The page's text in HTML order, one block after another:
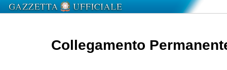
Collegamento